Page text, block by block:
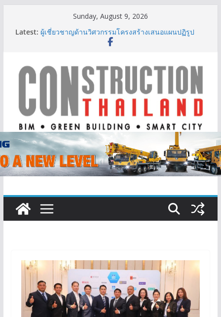
Sunday, August 9, 2026
Latest:
IHG Hotels & Resorts เปิดตัว ฮอลิเดย์ อินน์ เอ็กซ์เพรส
อ่าวนางแห่งแรกในกระบี่
ผู้เชี่ยวชาญด้านวิศวกรรมโครงสร้างเสนอแผนปฏิรูป
TITLE เผยรายได้ครึ่งปีแรก’69 มากกว่า 2,000 ล้านบาท
เติบโต 377% ชี้ดีมานด์ภูเก็ตยังแกร่ง
BCT Expo 2026 ชูแนวคิด “Empowering Net Zero in
Construction & Mining” ขับเคลื่อนอุตสาหกรรม
ก่อสร้างและเหมืองแร่สู่สังคมคาร์บอนต่ำอย่างยั่งยืน
เดินหน้าสร้างการเติบโตอย่างยั่งยืน